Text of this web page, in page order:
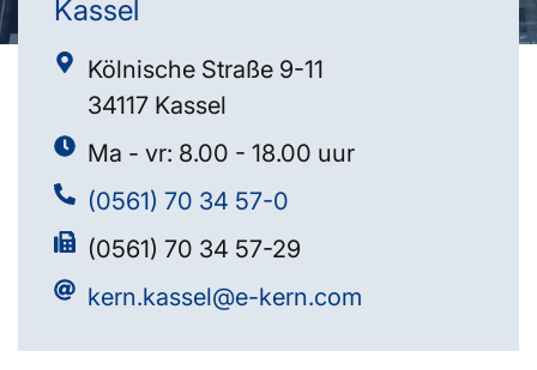
Kassel
Kölnische Straße 9-11
34117 Kassel
Ma - vr: 8.00 - 18.00 uur
(0561) 70 34 57-0
(0561) 70 34 57-29
kern.kassel@e-kern.com